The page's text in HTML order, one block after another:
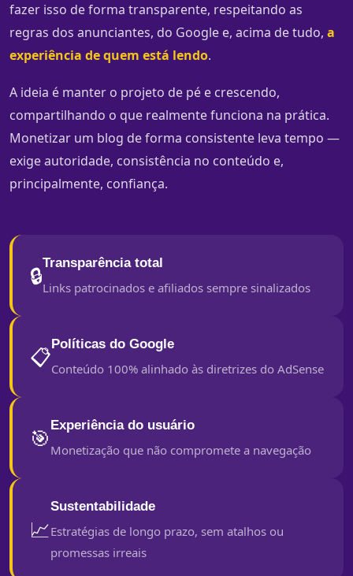
fazer isso de forma transparente, respeitando as
regras dos anunciantes, do Google e, acima de tudo, a
experiência de quem está lendo.
A ideia é manter o projeto de pé e crescendo,
compartilhando o que realmente funciona na prática.
Monetizar um blog de forma consistente leva tempo —
exige autoridade, consistência no conteúdo e,
principalmente, confiança.
🔒Transparência total
Links patrocinados e afiliados sempre sinalizados
📋Políticas do Google
Conteúdo 100% alinhado às diretrizes do AdSense
🎯 Experiência do usuário
Monetização que não compromete a navegação
📈
Sustentabilidade
Estratégias de longo prazo, sem atalhos ou
promessas irreais